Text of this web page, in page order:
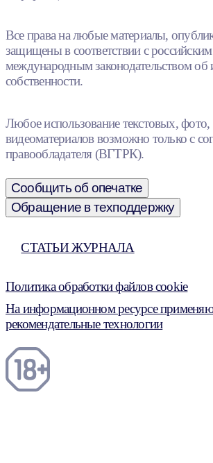
Все права на любые материалы,
защищены в соответствии с
международным законодательством об
собственности.
Любое использование текстовых, фото,
видеоматериалов возможно только с
правообладателя (ВГТРК).
Сообщить об опечатке
Обращение в техподдержку
СТАТЬИ ЖУРНАЛА
Политика обработки файлов cookie
На информационном ресурсе
рекомендательные технологии